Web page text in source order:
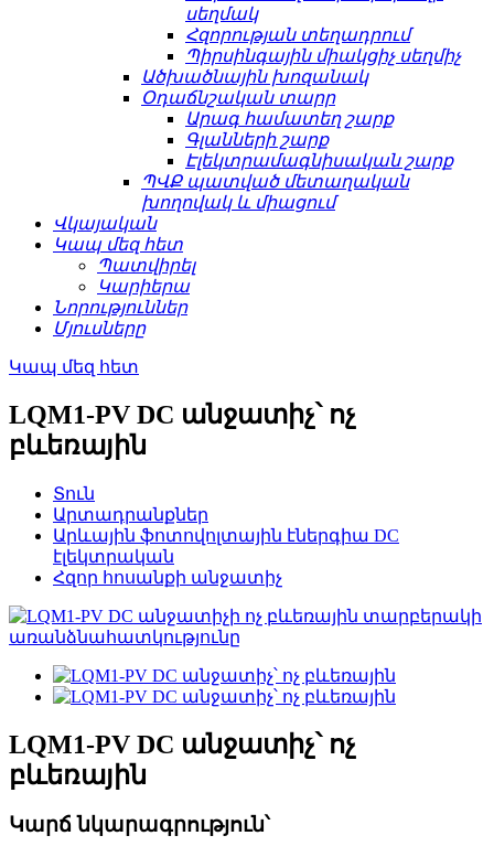
սեղմակ
Հզորության տեղադրում
Պիրսինգային միակցիչ սեղմիչ
Ածխածնային խոզանակ
Օդաճնշական տարր
Արագ համատեղ շարք
Գլանների շարք
Էլեկտրամագնիսական շարք
ՊՎՔ պատված մետաղական
խողովակ և միացում
Վկայական
Կապ մեզ հետ
Պատվիրել
Կարիերա
Նորություններ
Մյուսները
Կապ մեզ հետ
LQM1-PV DC անջատիչ՝ ոչ
բևեռային
Տուն
Արտադրանքներ
Արևային ֆոտովոլտային էներգիա DC
էլեկտրական
Հզոր հոսանքի անջատիչ
LQM1-PV DC անջատիչ՝ ոչ
բևեռային
Կարճ նկարագրություն՝